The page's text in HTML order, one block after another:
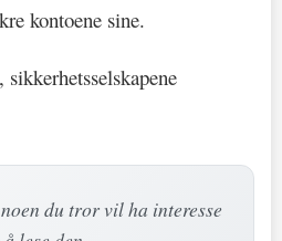
kontoene sine.
, sikkerhetsselskapene
du tror vil ha interesse